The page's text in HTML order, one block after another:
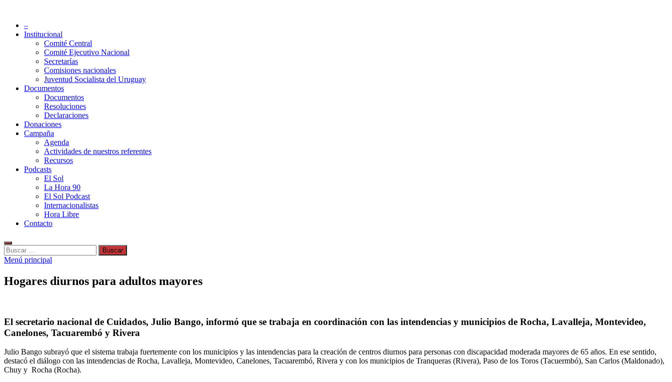
contenido
Partido Socialista de Uruguay
–
Institucional
Comité Central
Comité Ejecutivo Nacional
Secretarías
Comisiones nacionales
Juventud Socialista del Uruguay
Documentos
Documentos
Resoluciones
Declaraciones
Donaciones
Campaña
Agenda
Actividades de nuestros referentes
Recursos
Podcasts
El Sol
La Hora 90
El Sol Podcast
Internacionalistas
Hora Libre
Contacto
Buscar:
Menú principal
Hogares diurnos para adultos mayores
El secretario nacional de Cuidados, Julio Bango, informó que se trabaja en coordinación con las intendencias y municipios de Rocha, Lavalleja, Montevideo,
Canelones, Tacuarembó y Rivera
Julio Bango subrayó que el sistema trabaja fuertemente con los municipios y las intendencias para la creación de centros diurnos para personas con discapacidad moderada mayores de 65 años. En ese sentido,
destacó el diálogo con las intendencias de Rocha, Lavalleja, Montevideo, Canelones, Tacuarembó, Rivera y con los municipios de Tranqueras (Rivera), Paso de los Toros (Tacuermbó), San Carlos (Maldonado),
Chuy y Rocha (Rocha).